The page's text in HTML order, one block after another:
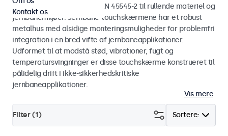
standarderne EN 50155 og EN 45545-2 til rullende materiel og
jernbanemiljøer. Jernbane-touchskærmene har et robust
metalhus med alsidige monteringsmuligheder for problemfri
integration i en bred vifte af jernbaneapplikationer.
Udformet til at modstå stød, vibrationer, fugt og
temperatursvingninger er disse touchskærme konstrueret til
pålidelig drift i ikke-sikkerhedskritiske
jernbaneapplikationer.
Vis mere
Sortere:
Filter (1)
Kontakt os